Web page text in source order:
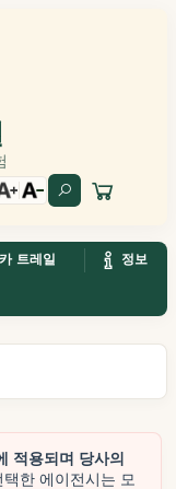
트레일
정보
적용되며 당사의
택한 에이전시는 모